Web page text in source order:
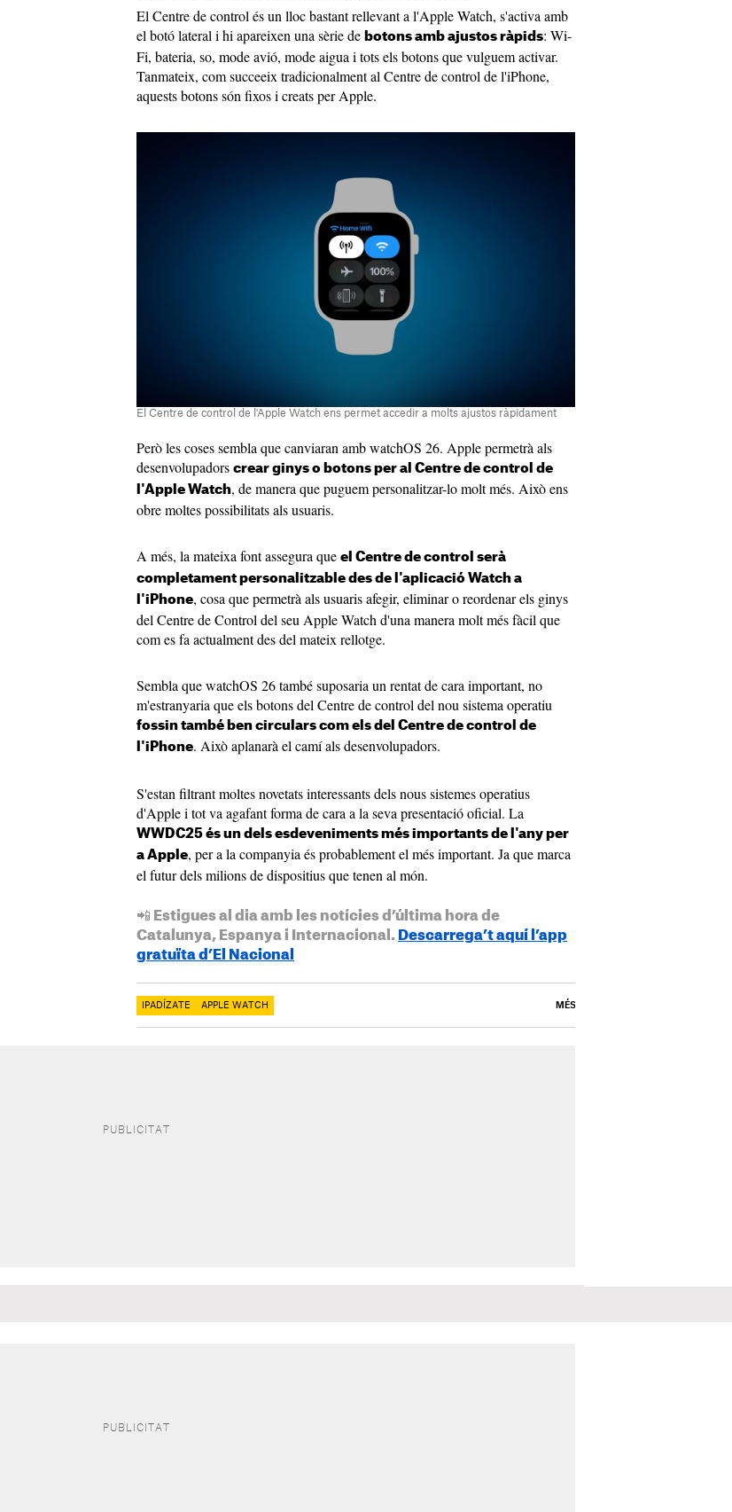
El Centre de control és un lloc bastant rellevant a l'Apple Watch, s'activa amb
el botó lateral i hi apareixen una sèrie de botons amb ajustos ràpids: Wi-
Fi, bateria, so, mode avió, mode aigua i tots els botons que vulguem activar.
Tanmateix, com succeeix tradicionalment al Centre de control de l'iPhone,
aquests botons són fixos i creats per Apple.
El Centre de control de l'Apple Watch ens permet accedir a molts ajustos ràpidament
Però les coses sembla que canviaran amb watchOS 26. Apple permetrà als
desenvolupadors crear ginys o botons per al Centre de control de
l'Apple Watch, de manera que puguem personalitzar-lo molt més. Això ens
obre moltes possibilitats als usuaris.
A més, la mateixa font assegura que el Centre de control serà
completament personalitzable des de l'aplicació Watch a
l'iPhone, cosa que permetrà als usuaris afegir, eliminar o reordenar els ginys
del Centre de Control del seu Apple Watch d'una manera molt més fàcil que
com es fa actualment des del mateix rellotge.
Sembla que watchOS 26 també suposaria un rentat de cara important, no
m'estranyaria que els botons del Centre de control del nou sistema operatiu
fossin també ben circulars com els del Centre de control de
l'iPhone. Això aplanarà el camí als desenvolupadors.
S'estan filtrant moltes novetats interessants dels nous sistemes operatius
d'Apple i tot va agafant forma de cara a la seva presentació oficial. La
WWDC25 és un dels esdeveniments més importants de l'any per
a Apple, per a la companyia és probablement el més important. Ja que marca
el futur dels milions de dispositius que tenen al món.
📲 Estigues al dia amb les notícies d’última hora de
Catalunya, Espanya i Internacional. Descarrega’t aquí l’app
gratuïta d’El Nacional
IPADÍZATE APPLE WATCH MÉS